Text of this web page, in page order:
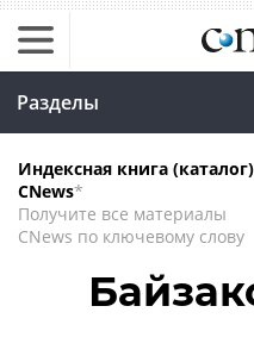
Разделы
Индексная книга (каталог)
CNews*
Получите все материалы
CNews по ключевому слову